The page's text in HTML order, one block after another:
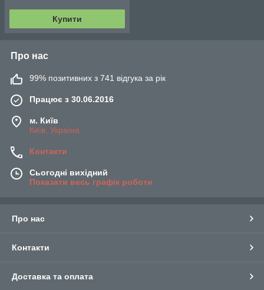
Купити
Про нас
99% позитивних з 741 відгука за рік
Працює з 30.06.2016
м. Київ
Київ, Україна
Контакти
Сьогодні вихідний
Показати весь графік роботи
Про нас
Контакти
Доставка та оплата